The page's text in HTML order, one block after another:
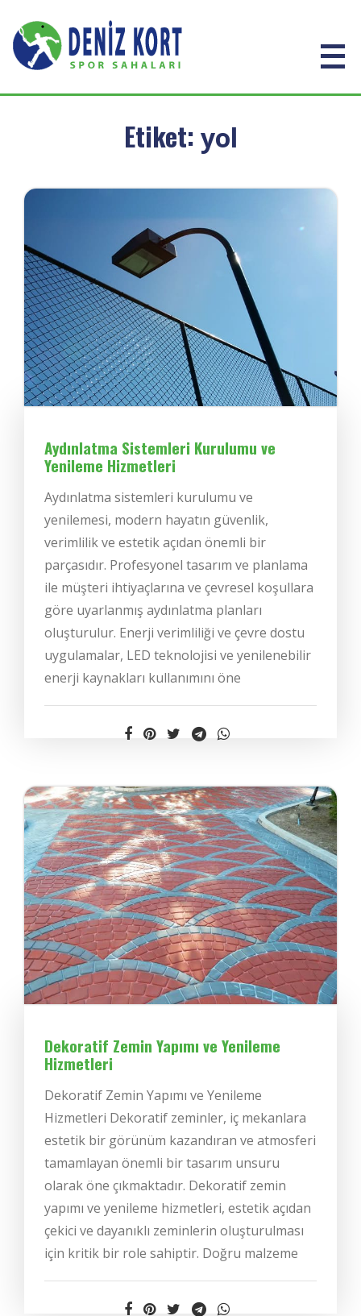
Etiket: yol
Aydınlatma Sistemleri Kurulumu ve
Yenileme Hizmetleri
Aydınlatma sistemleri kurulumu ve
yenilemesi, modern hayatın güvenlik,
verimlilik ve estetik açıdan önemli bir
parçasıdır. Profesyonel tasarım ve planlama
ile müşteri ihtiyaçlarına ve çevresel koşullara
göre uyarlanmış aydınlatma planları
oluşturulur. Enerji verimliliği ve çevre dostu
uygulamalar, LED teknolojisi ve yenilenebilir
enerji kaynakları kullanımını öne
Dekoratif Zemin Yapımı ve Yenileme
Hizmetleri
Dekoratif Zemin Yapımı ve Yenileme
Hizmetleri Dekoratif zeminler, iç mekanlara
estetik bir görünüm kazandıran ve atmosferi
tamamlayan önemli bir tasarım unsuru
olarak öne çıkmaktadır. Dekoratif zemin
yapımı ve yenileme hizmetleri, estetik açıdan
çekici ve dayanıklı zeminlerin oluşturulması
için kritik bir role sahiptir. Doğru malzeme